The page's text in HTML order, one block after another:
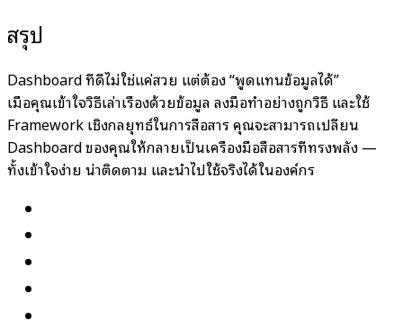
สรุป
Dashboard ที่ดีไม่ใช่แค่สวย แต่ต้อง “พูดแทนข้อมูลได้”
เมื่อคุณเข้าใจวิธีเล่าเรื่องด้วยข้อมูล ลงมือทำอย่างถูกวิธี และใช้
Framework เชิงกลยุทธ์ในการสื่อสาร คุณจะสามารถเปลี่ยน
Dashboard ของคุณให้กลายเป็นเครื่องมือสื่อสารที่ทรงพลัง —
ทั้งเข้าใจง่าย น่าติดตาม และนำไปใช้จริงได้ในองค์กร